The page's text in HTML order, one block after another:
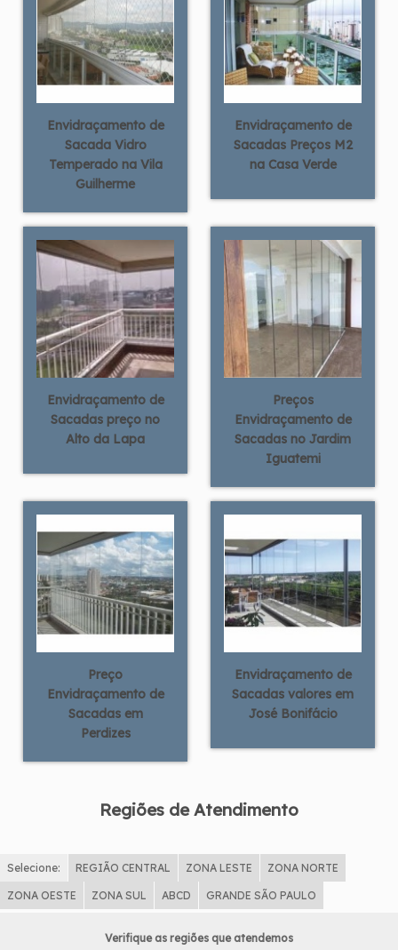
Envidraçamento de
Sacada Vidro
Temperado na Vila
Guilherme
Envidraçamento de
Sacadas Preços M2
na Casa Verde
Envidraçamento de
Sacadas preço no
Alto da Lapa
Preços
Envidraçamento de
Sacadas no Jardim
Iguatemi
Preço
Envidraçamento de
Sacadas em
Perdizes
Envidraçamento de
Sacadas valores em
José Bonifácio
Regiões de Atendimento
Selecione: REGIÃO CENTRAL ZONA LESTE ZONA NORTE
ZONA OESTE ZONA SUL ABCD GRANDE SÃO PAULO
Verifique as regiões que atendemos